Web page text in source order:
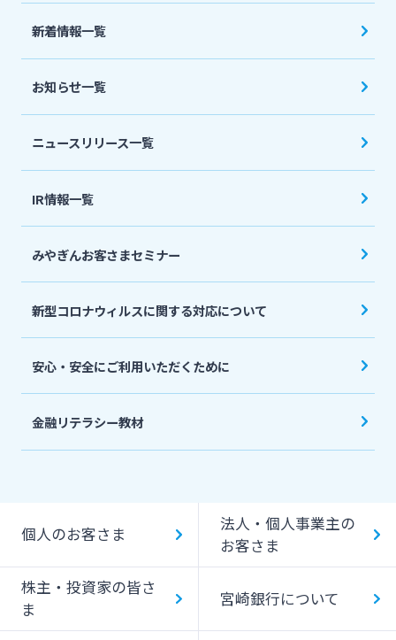
法人・個人事業主のお客さま
宮崎銀行について
ニュースリリース一覧
採用情報
お問い合わせ先一覧
新着情報一覧
お知らせ一覧
ニュースリリース一覧
IR情報一覧
みやぎんお客さまセミナー
新型コロナウィルスに関する対応について
安心・安全にご利用いただくために
金融リテラシー教材
個人のお客さま
法人・個人事業主の
お客さま
株主・投資家の皆さ
ま
宮崎銀行について